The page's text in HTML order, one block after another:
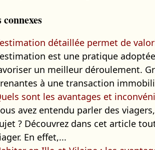
détaillée permet de
est une pratique
un meilleur déroulement.
à une transaction
sont les avantages et
avez entendu parler des
? Découvrez dans cet article
En effet,...